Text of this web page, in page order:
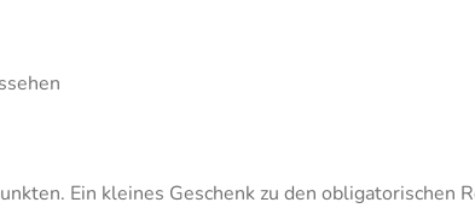
Ein kleines Geschenk zu den obligatorischen